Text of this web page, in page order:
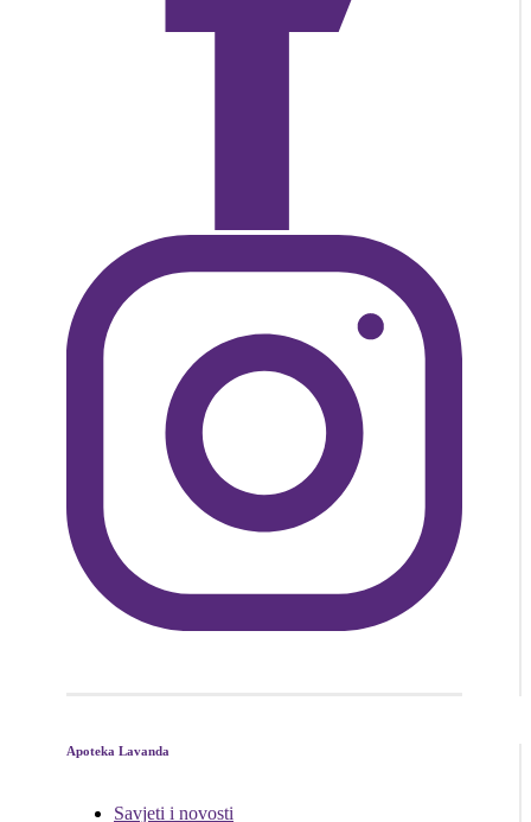
Apoteka Lavanda
Savjeti i novosti